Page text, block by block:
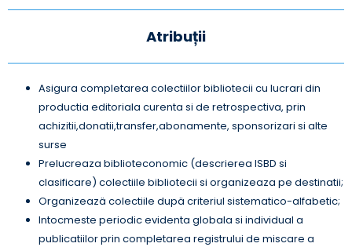
Atribuții
Asigura completarea colectiilor bibliotecii cu lucrari din
productia editoriala curenta si de retrospectiva, prin
achizitii,donatii,transfer,abonamente, sponsorizari si alte
surse
Prelucreaza biblioteconomic (descrierea ISBD si
clasificare) colectiile bibliotecii si organizeaza pe destinatii;
Organizeazä colectiile dupä criteriul sistematico-alfabetic;
Intocmeste periodic evidenta globala si individual a
publicatiilor prin completarea registrului de miscare a